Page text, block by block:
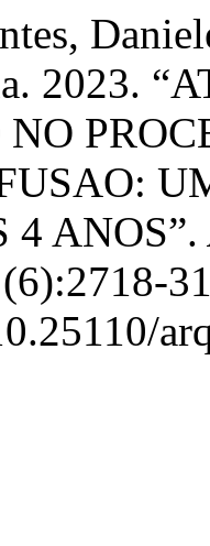
2023.
4 ANOS”.